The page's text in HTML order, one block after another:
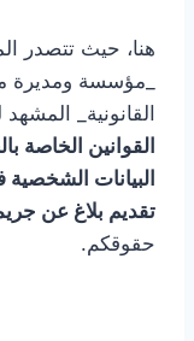
هنا، حيث تتصدر
_مؤسسة ومديرة
القانونية_
القوانين الخاصة
البيانات
تقديم بلاغ عن
حقوقكم.